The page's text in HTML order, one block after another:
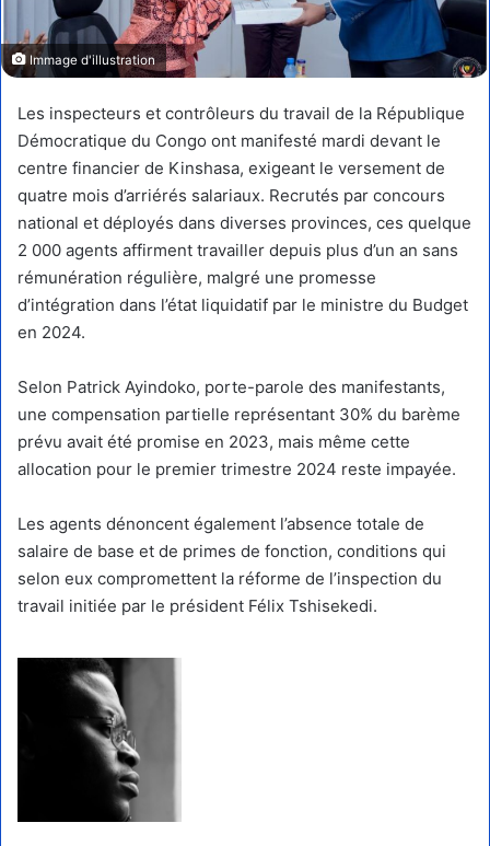
Immage d'illustration
Les inspecteurs et contrôleurs du travail de la République
Démocratique du Congo ont manifesté mardi devant le
centre financier de Kinshasa, exigeant le versement de
quatre mois d’arriérés salariaux. Recrutés par concours
national et déployés dans diverses provinces, ces quelque
2 000 agents affirment travailler depuis plus d’un an sans
rémunération régulière, malgré une promesse
d’intégration dans l’état liquidatif par le ministre du Budget
en 2024.
Selon Patrick Ayindoko, porte-parole des manifestants,
une compensation partielle représentant 30% du barème
prévu avait été promise en 2023, mais même cette
allocation pour le premier trimestre 2024 reste impayée.
Les agents dénoncent également l’absence totale de
salaire de base et de primes de fonction, conditions qui
selon eux compromettent la réforme de l’inspection du
travail initiée par le président Félix Tshisekedi.